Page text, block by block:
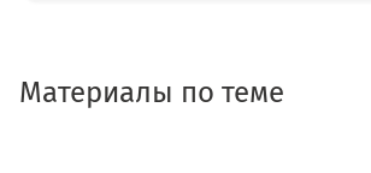
Материалы по теме